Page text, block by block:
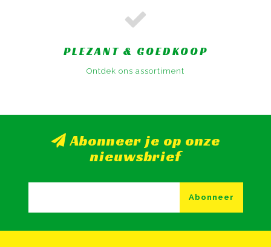
PLEZANT & GOEDKOOP
Ontdek ons assortiment
Abonneer je op onze
nieuwsbrief
Abonneer